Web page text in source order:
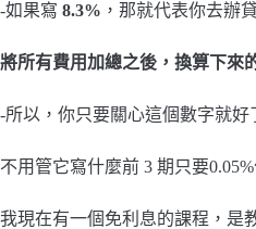
-如果寫 8.3% ，那就代表你去辦
將所有費用加總之後，換算下來
-所以，你只要關心這個數字就好
不用管它寫什麼前 3 期只要
我現在有一個免利息的課程，是